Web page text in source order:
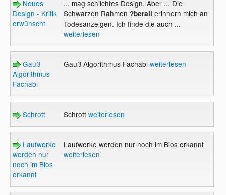
Neues
Design - Kritik
erwünscht
... mag schlichtes Design. Aber ... Die
Schwarzen Rahmen ?berall erinnern mich an
Todesanzeigen. Ich finde die auch ...
weiterlesen
Gauß
Algorithmus
Fachabi
Gauß Algorithmus Fachabi weiterlesen
Schrott Schrott weiterlesen
Laufwerke
werden nur
noch im Bios
erkannt
Laufwerke werden nur noch im Bios erkannt
weiterlesen